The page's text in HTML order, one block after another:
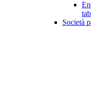
Società